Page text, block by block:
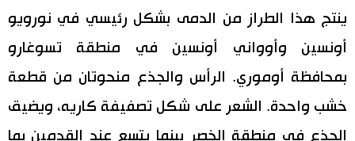
ينتج هذا الطراز من الدمى بشكل رئيسي في نورويو
أونسين وأوواني أونسين في منطقة تسوغارو
بمحافظة أوموري. الرأس والجذع منحوتان من قطعة
خشب واحدة. الشعر على شكل تصفيفة كاريه، ويضيق
الجذع في منطقة الخصر بينما يتسع عند القدمين بما